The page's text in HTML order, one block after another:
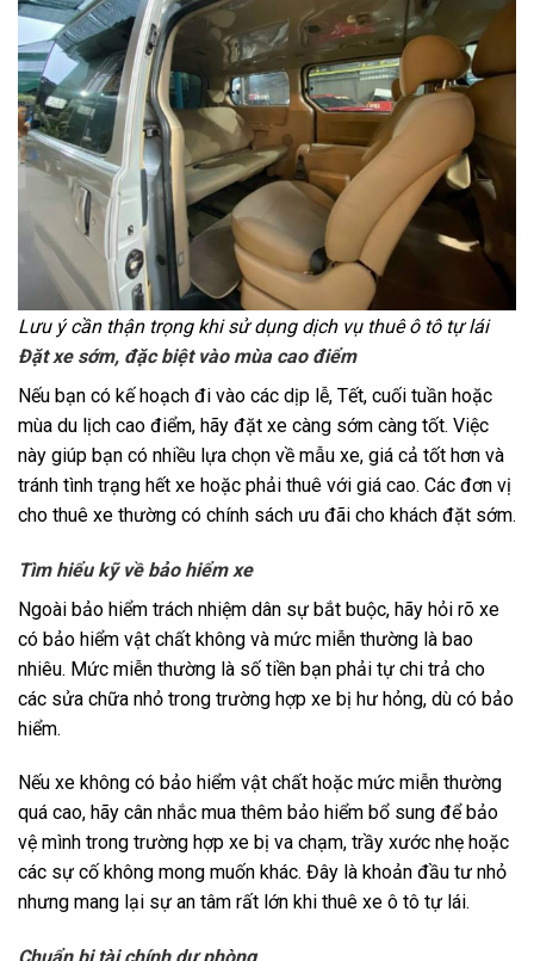
Lưu ý cần thận trọng khi sử dụng dịch vụ thuê ô tô tự lái
Đặt xe sớm, đặc biệt vào mùa cao điểm
Nếu bạn có kế hoạch đi vào các dịp lễ, Tết, cuối tuần hoặc
mùa du lịch cao điểm, hãy đặt xe càng sớm càng tốt. Việc
này giúp bạn có nhiều lựa chọn về mẫu xe, giá cả tốt hơn và
tránh tình trạng hết xe hoặc phải thuê với giá cao. Các đơn vị
cho thuê xe thường có chính sách ưu đãi cho khách đặt sớm.
Tìm hiểu kỹ về bảo hiểm xe
Ngoài bảo hiểm trách nhiệm dân sự bắt buộc, hãy hỏi rõ xe
có bảo hiểm vật chất không và mức miễn thường là bao
nhiêu. Mức miễn thường là số tiền bạn phải tự chi trả cho
các sửa chữa nhỏ trong trường hợp xe bị hư hỏng, dù có bảo
hiểm.
Nếu xe không có bảo hiểm vật chất hoặc mức miễn thường
quá cao, hãy cân nhắc mua thêm bảo hiểm bổ sung để bảo
vệ mình trong trường hợp xe bị va chạm, trầy xước nhẹ hoặc
các sự cố không mong muốn khác. Đây là khoản đầu tư nhỏ
nhưng mang lại sự an tâm rất lớn khi thuê xe ô tô tự lái.